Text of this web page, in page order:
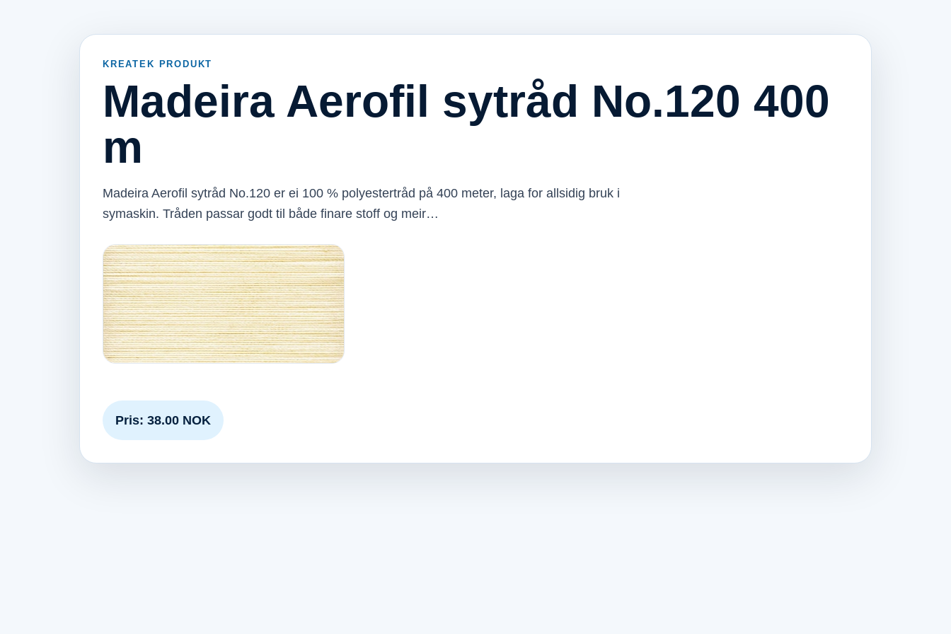
KREATEK PRODUKT
Madeira Aerofil sytråd No.120 400
m
Madeira Aerofil sytråd No.120 er ei 100 % polyestertråd på 400 meter, laga for allsidig bruk i
symaskin. Tråden passar godt til både finare stoff og meir…
Pris: 38.00 NOK